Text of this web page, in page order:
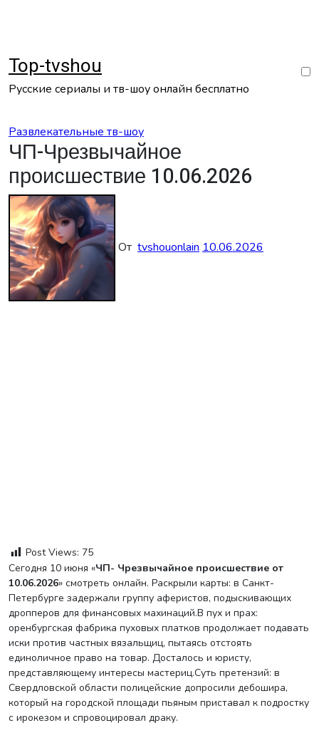
Top-tvshou
Русские сериалы и тв-шоу онлайн бесплатно
Развлекательные тв-шоу
ЧП-Чрезвычайное
происшествие 10.06.2026
От tvshouonlain 10.06.2026
Post Views: 75
Сегодня 10 июня «ЧП- Чрезвычайное происшествие от
10.06.2026» смотреть онлайн. Раскрыли карты: в Санкт-
Петербурге задержали группу аферистов, подыскивающих
дропперов для финансовых махинаций.В пух и прах:
оренбургская фабрика пуховых платков продолжает подавать
иски против частных вязальщиц, пытаясь отстоять
единоличное право на товар. Досталось и юристу,
представляющему интересы мастериц.Суть претензий: в
Свердловской области полицейские допросили дебошира,
который на городской площади пьяным приставал к подростку
с ирокезом и спровоцировал драку.